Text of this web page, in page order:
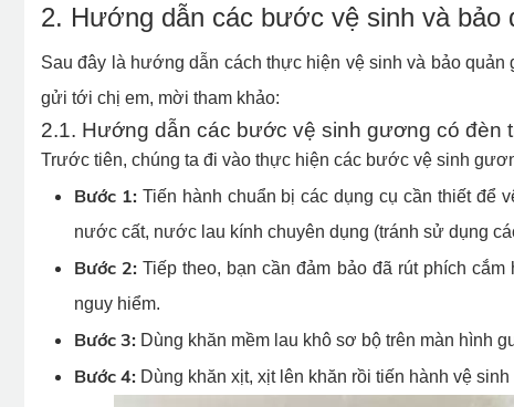
2. Hướng dẫn các bước vệ sinh và bảo
Sau đây là hướng dẫn cách thực hiện vệ sinh và bảo
gửi tới chị em, mời tham khảo:
2.1. Hướng dẫn các bước vệ sinh gương có đèn
Trước tiên, chúng ta đi vào thực hiện các bước vệ sinh
Bước 1:Tiến hành chuẩn bị các dụng cụ cần thiết để
nước cất, nước lau kính chuyên dụng (tránh sử dụng
Bước 2: Tiếp theo, bạn cần đảm bảo đã rút phích
nguy hiểm.
Bước 3: Dùng khăn mềm lau khô sơ bộ trên màn hình
Bước 4: Dùng khăn xịt, xịt lên khăn rồi tiến hành vệ